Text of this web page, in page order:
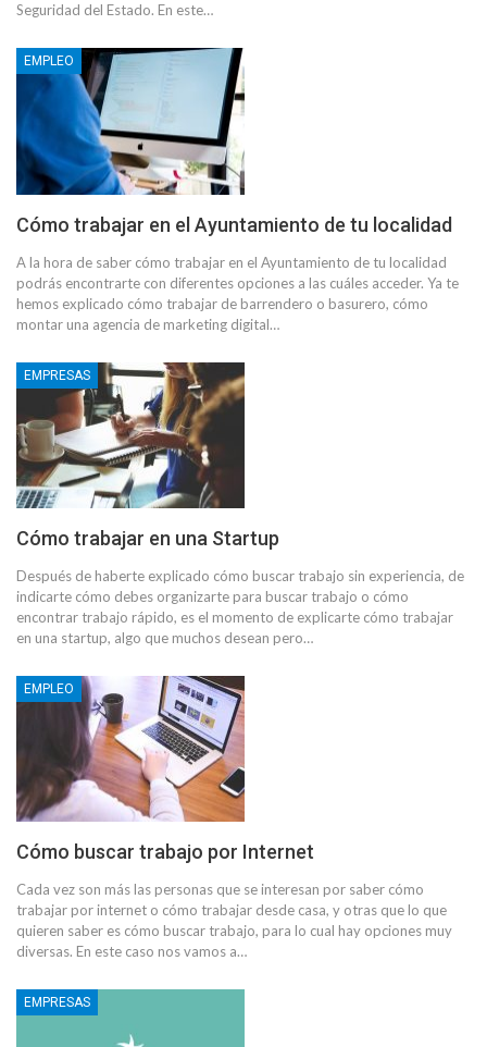
Seguridad del Estado. En este…
EMPLEO
Cómo trabajar en el Ayuntamiento de tu localidad
A la hora de saber cómo trabajar en el Ayuntamiento de tu localidad
podrás encontrarte con diferentes opciones a las cuáles acceder. Ya te
hemos explicado cómo trabajar de barrendero o basurero, cómo
montar una agencia de marketing digital…
EMPRESAS
Cómo trabajar en una Startup
Después de haberte explicado cómo buscar trabajo sin experiencia, de
indicarte cómo debes organizarte para buscar trabajo o cómo
encontrar trabajo rápido, es el momento de explicarte cómo trabajar
en una startup, algo que muchos desean pero…
EMPLEO
Cómo buscar trabajo por Internet
Cada vez son más las personas que se interesan por saber cómo
trabajar por internet o cómo trabajar desde casa, y otras que lo que
quieren saber es cómo buscar trabajo, para lo cual hay opciones muy
diversas. En este caso nos vamos a…
EMPRESAS